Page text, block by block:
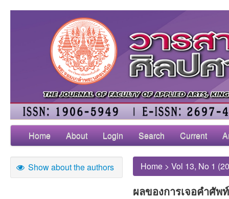
Home About Login Search Current
Show about the authors Home > Vol 13, No 1
ผลของการเจอคำศัพ